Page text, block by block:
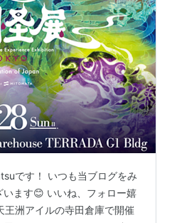
です！ いつも当ブログをみ
ます😊 いいね、フォロー嬉
洲アイルの寺田倉庫で開催